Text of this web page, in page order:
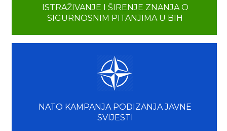
ISTRAŽIVANJE I ŠIRENJE ZNANJA O
SIGURNOSNIM PITANJIMA U BIH
NATO KAMPANJA PODIZANJA JAVNE
SVIJESTI